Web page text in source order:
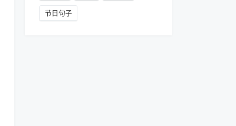
节日句子